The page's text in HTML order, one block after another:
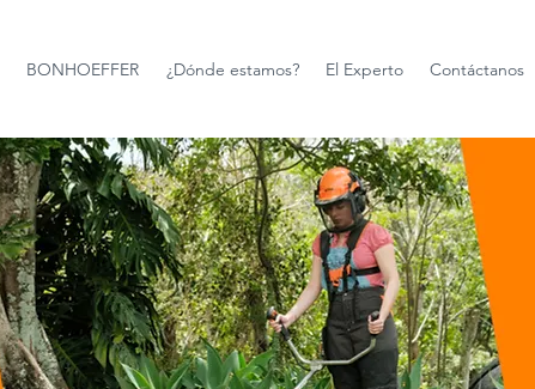
BONHOEFFER ¿Dónde estamos? El Experto Contáctanos